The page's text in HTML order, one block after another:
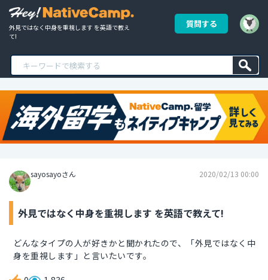
外見ではなく中身を重視します を英語で教え
て!
質問する
sayosayoさん 2020/02/13 00:00
外見ではなく中身を重視します を英語で教えて!
どんなタイプの人が好きかと聞かれたので、「外見ではなく中
身を重視します」と言いたいです。